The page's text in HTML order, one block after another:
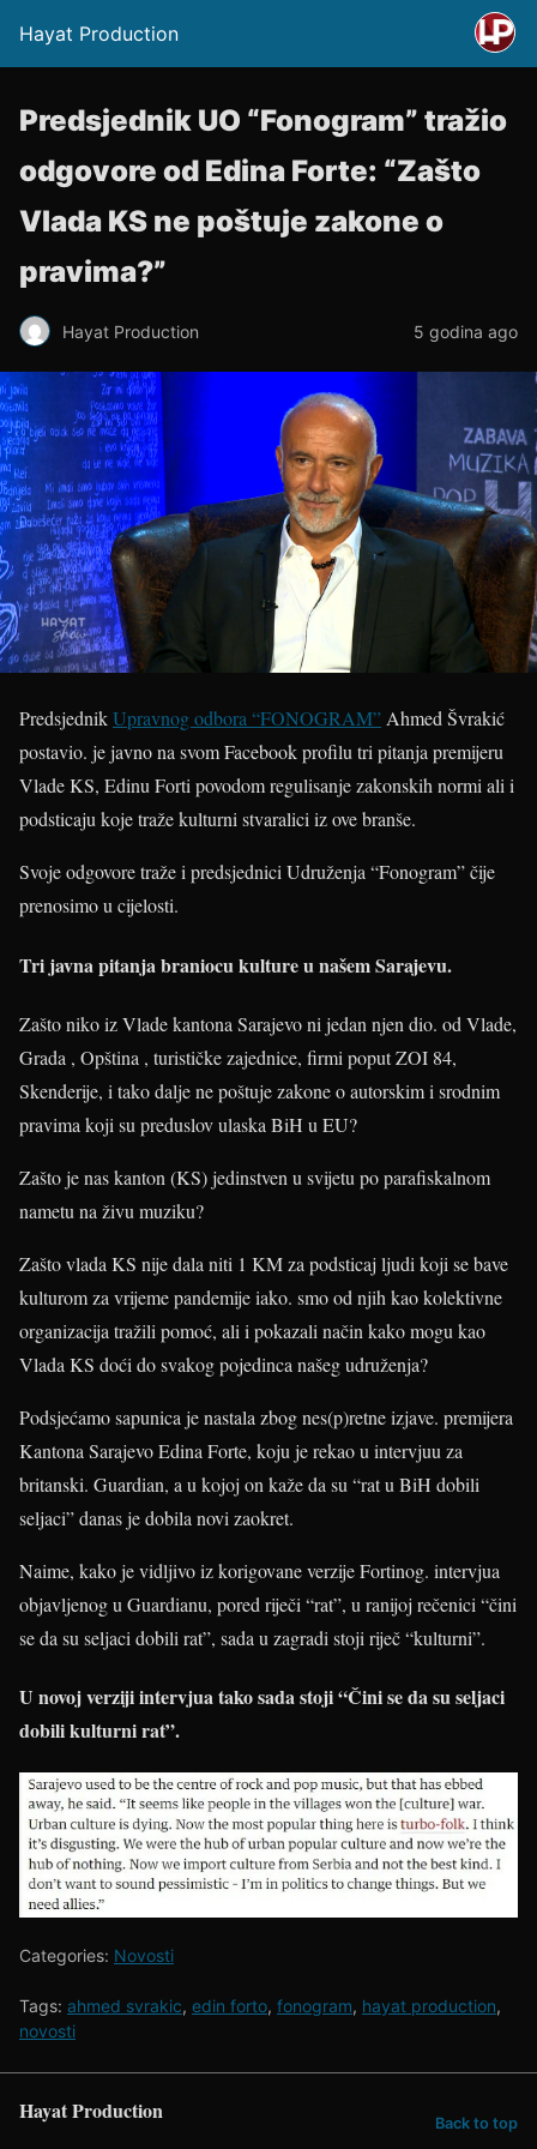
Hayat Production
Predsjednik UO “Fonogram” tražio
odgovore od Edina Forte: “Zašto
Vlada KS ne poštuje zakone o
pravima?”
Hayat Production 5 godina ago
PredsjednikUpravnog odbora “FONOGRAM”Ahmed Švrakić
postavio. je javno na svom Facebook profilu tri pitanja premijeru
Vlade KS, Edinu Forti povodom regulisanje zakonskih normi ali i
podsticaju koje traže kulturni stvaralici iz ove branše.
Svoje odgovore traže i predsjednici Udruženja “Fonogram” čije
prenosimo u cijelosti.
Tri javna pitanja braniocu kulture u našem Sarajevu.
Zašto niko iz Vlade kantona Sarajevo ni jedan njen dio. od Vlade,
Grada , Opština , turističke zajednice, firmi poput ZOI 84,
Skenderije, i tako dalje ne poštuje zakone o autorskim i srodnim
pravima koji su preduslov ulaska BiH u EU?
Zašto je nas kanton (KS) jedinstven u svijetu po parafiskalnom
nametu na živu muziku?
Zašto vlada KS nije dala niti 1 KM za podsticaj ljudi koji se bave
kulturom za vrijeme pandemije iako. smo od njih kao kolektivne
organizacija tražili pomoć, ali i pokazali način kako mogu kao
Vlada KS doći do svakog pojedinca našeg udruženja?
Podsjećamo sapunica je nastala zbog nes(p)retne izjave. premijera
Kantona Sarajevo Edina Forte, koju je rekao u intervjuu za
britanski. Guardian, a u kojoj on kaže da su “rat u BiH dobili
seljaci” danas je dobila novi zaokret.
Naime, kako je vidljivo iz korigovane verzije Fortinog. intervjua
objavljenog u Guardianu, pored riječi “rat”, u ranijoj rečenici “čini
se da su seljaci dobili rat”, sada u zagradi stoji riječ “kulturni”.
U novoj verziji intervjua tako sada stoji “Čini se da su seljaci
dobili kulturni rat”.
Categories: Novosti
Tags: ahmed svrakic, edin forto, fonogram, hayat production,
novosti
Hayat Production Back to top